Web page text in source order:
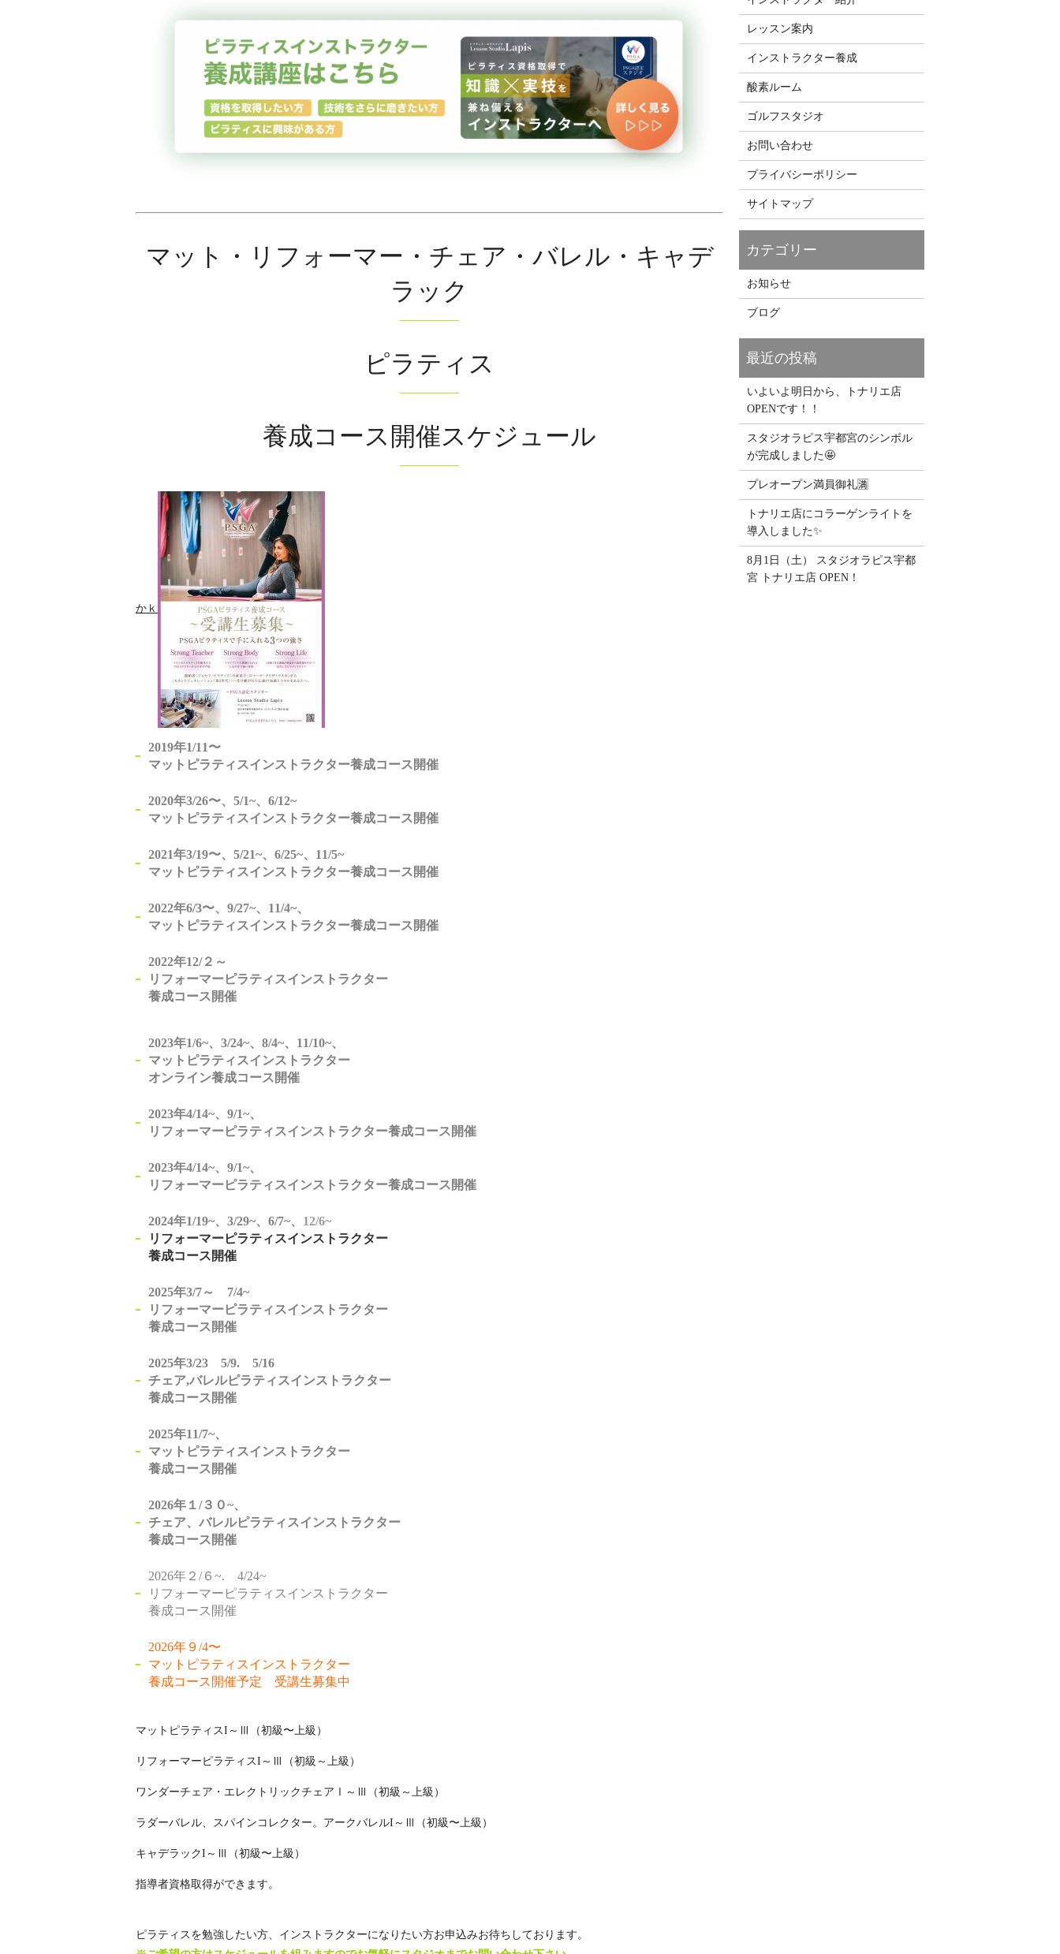
マット・リフォーマー・チェア・バレル・キャデ
ラック
ピラティス
養成コース開催スケジュール
かｋ
2019年1/11〜
マットピラティスインストラクター養成コース開催
2020年3/26〜、5/1~、6/12~
マットピラティスインストラクター養成コース開催
2021年3/19〜、5/21~、6/25~、11/5~
マットピラティスインストラクター養成コース開催
2022年6/3〜、9/27~、11/4~、
マットピラティスインストラクター養成コース開催
2022年12/２～
リフォーマーピラティスインストラクター
養成コース開催
2023年1/6~、3/24~、8/4~、11/10~、
マットピラティスインストラクター
オンライン養成コース開催
2023年4/14~、9/1~、
リフォーマーピラティスインストラクター養成コース開催
2023年4/14~、9/1~、
リフォーマーピラティスインストラクター養成コース開催
2024年1/19~、3/29~、6/7~、 12/6~
リフォーマーピラティスインストラクター
養成コース開催
2025年3/7～ 7/4~
リフォーマーピラティスインストラクター
養成コース開催
2025年3/23 5/9. 5/16
チェア,バレルピラティスインストラクター
養成コース開催
2025年11/7~、
マットピラティスインストラクター
養成コース開催
2026年１/３０~、
チェア、バレルピラティスインストラクター
養成コース開催
2026年２/６~. 4/24~
リフォーマーピラティスインストラクター
養成コース開催
2026年９/4〜
マットピラティスインストラクター
養成コース開催予定 受講生募集中
マットピラティスI～Ⅲ（初級〜上級）
リフォーマーピラティスI～Ⅲ（初級～上級）
ワンダーチェア・エレクトリックチェアⅠ～Ⅲ（初級～上級）
ラダーバレル、スパインコレクター。アークバレルI～Ⅲ（初級〜上級）
キャデラックI～Ⅲ（初級〜上級）
指導者資格取得ができます。
ピラティスを勉強したい方、インストラクターになりたい方お申込みお待ちしております。
レッスン案内
インストラクター養成
酸素ルーム
ゴルフスタジオ
お問い合わせ
プライバシーポリシー
サイトマップ
お知らせ
ブログ
いよいよ明日から、トナリエ店
OPENです！！
スタジオラピス宇都宮のシンボル
が完成しました🤩
プレオープン満員御礼🈵
トナリエ店にコラーゲンライトを
導入しました✨
8月1日（土） スタジオラピス宇都
宮 トナリエ店 OPEN！